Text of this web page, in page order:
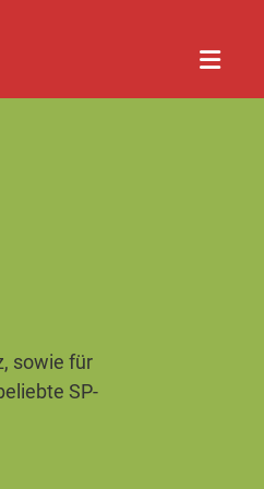
sowie für
SP-